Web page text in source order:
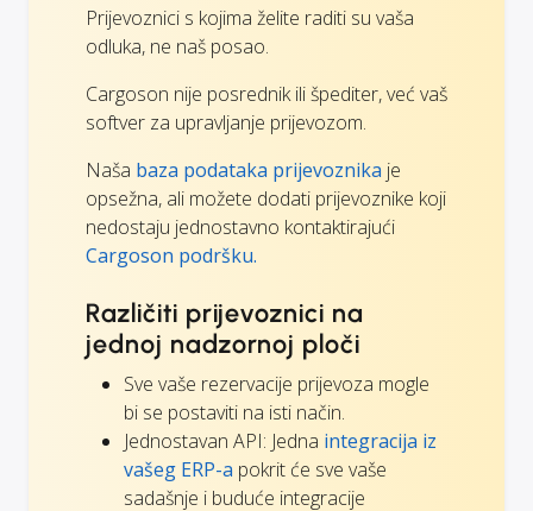
Prijevoznici s kojima želite raditi su vaša
odluka, ne naš posao.
Cargoson nije posrednik ili špediter, već vaš
softver za upravljanje prijevozom.
Naša baza podataka prijevoznika je
opsežna, ali možete dodati prijevoznike koji
nedostaju jednostavno kontaktirajući
Cargoson podršku.
Različiti prijevoznici na
jednoj nadzornoj ploči
Sve vaše rezervacije prijevoza mogle
bi se postaviti na isti način.
Jednostavan API: Jedna integracija iz
vašeg ERP-a pokrit će sve vaše
sadašnje i buduće integracije